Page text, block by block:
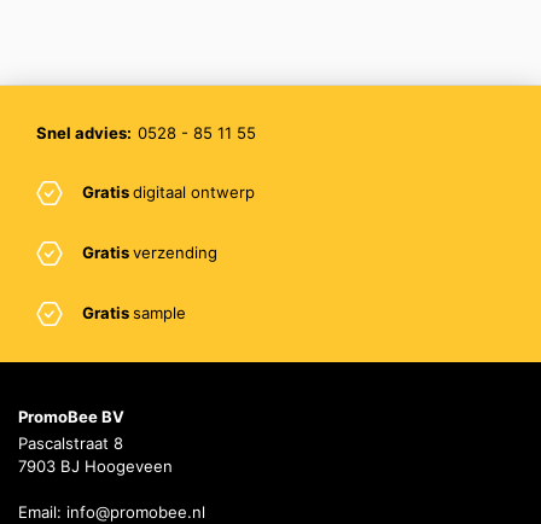
Snel advies: 0528 - 85 11 55
Gratisdigitaal ontwerp
Gratisverzending
Gratissample
PromoBee BV
Pascalstraat 8
7903 BJ Hoogeveen
Email: info@promobee.nl